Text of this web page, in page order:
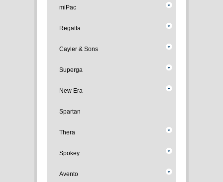
miPac
Regatta
Cayler & Sons
Superga
New Era
Spartan
Thera
Spokey
Avento